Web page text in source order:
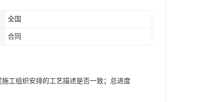
全国
合同
工组织安排的工艺描述是否一致；总进度